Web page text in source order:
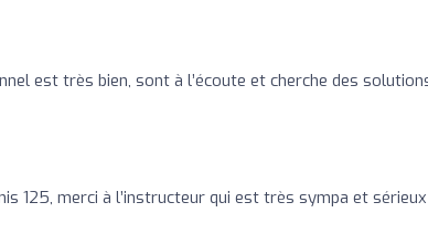
est très bien, sont à l’écoute et cherche des
125, merci à l’instructeur qui est très sympa et sérieux